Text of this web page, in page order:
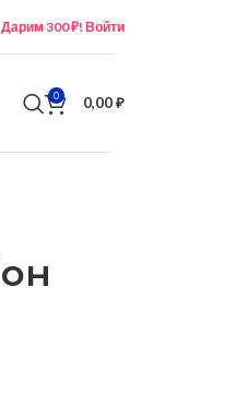
Дарим 300 ₽! Войти
0 0,00₽